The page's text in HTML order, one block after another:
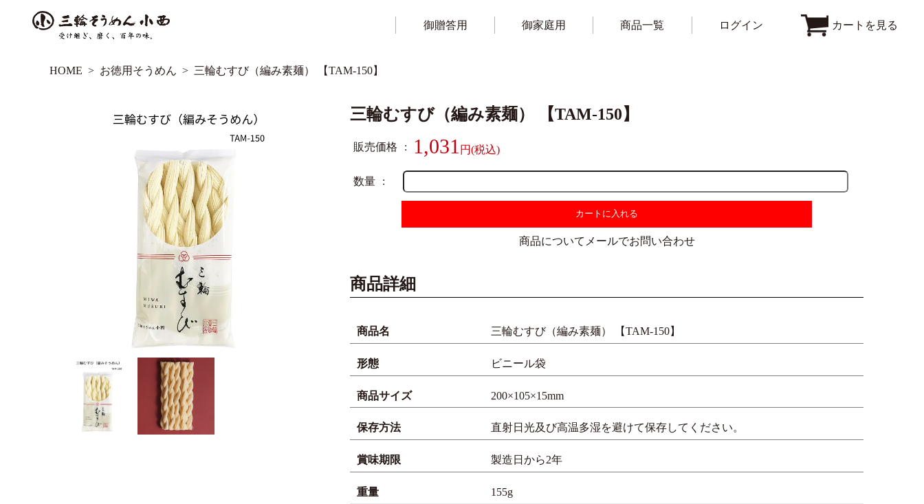
御贈答用 御家庭用 商品一覧 ログイン カートを見る
HOME お徳用そうめん 三輪むすび（編み素麺） 【TAM-150】
三輪むすび（編み素麺） 【TAM-150】
販売価格 1,031
数量
カートに入れる
商品についてメールでお問い合わせ
商品詳細
商品名 三輪むすび（編み素麺） 【TAM-150】
形態 ビニール袋
商品サイズ 200×105×15mm
保存方法 直射日光及び高温多湿を避けて保存してください。
賞味期限 製造日から2年
重量 155g